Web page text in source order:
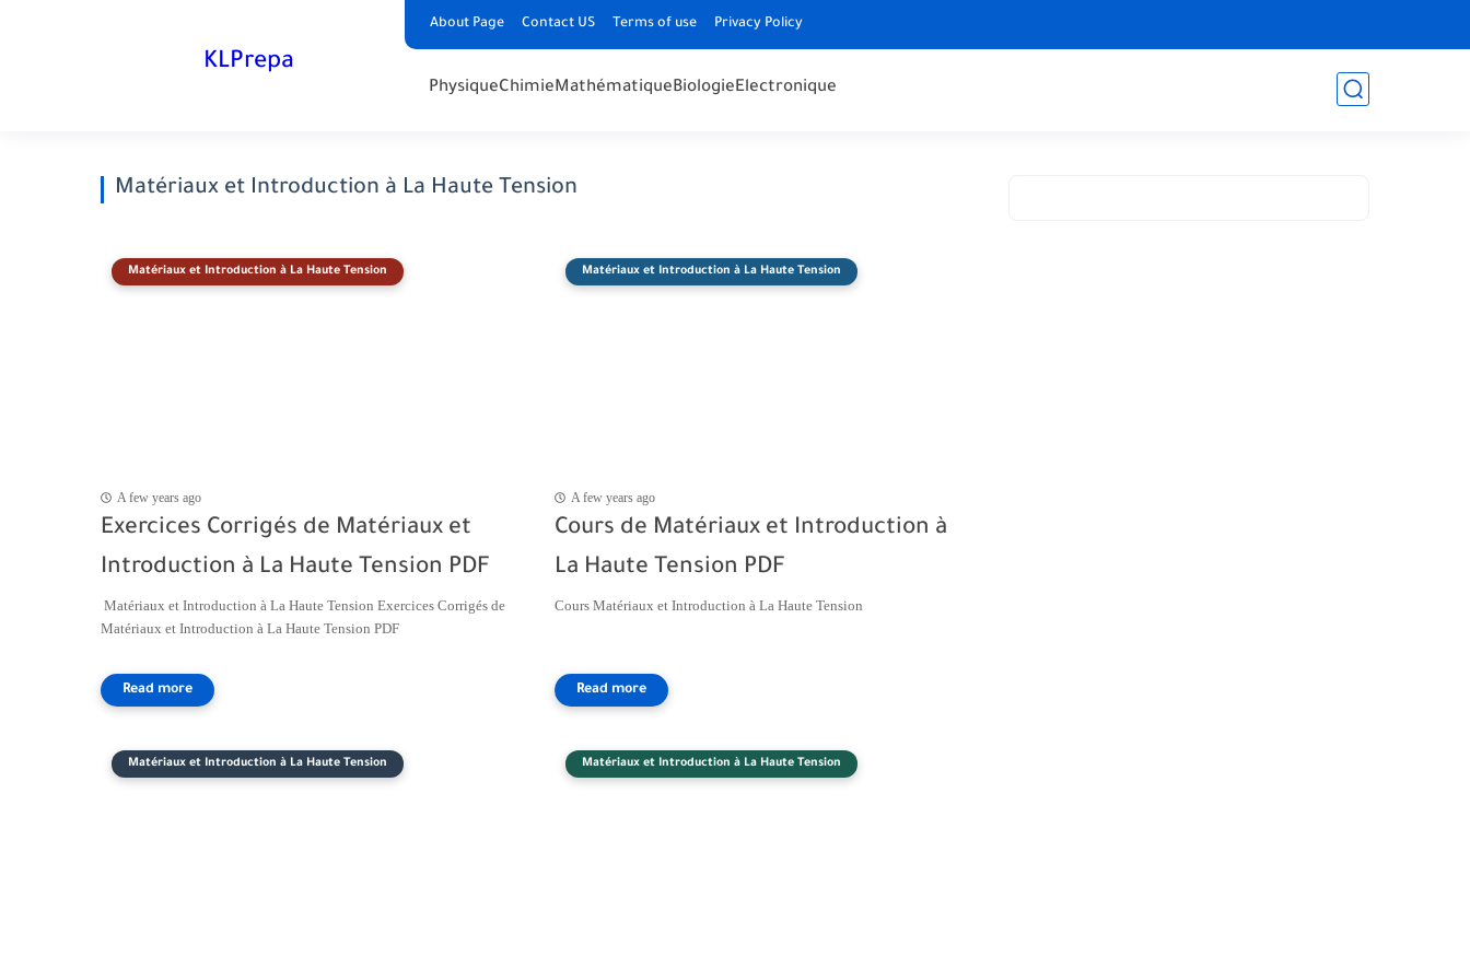
About Page Contact US Terms of use Privacy Policy
KLPrepa
PhysiqueChimieMathématiqueBiologieElectronique
Matériaux et Introduction à La Haute Tension
Matériaux et Introduction à La Haute Tension
A few years ago
Exercices Corrigés de Matériaux et
Introduction à La Haute Tension PDF
Matériaux et Introduction à La Haute Tension Exercices Corrigés de
Matériaux et Introduction à La Haute Tension PDF
Matériaux et Introduction à La Haute Tension
A few years ago
Cours de Matériaux et Introduction à
La Haute Tension PDF
Cours Matériaux et Introduction à La Haute Tension
Matériaux et Introduction à La Haute Tension Matériaux et Introduction à La Haute Tension